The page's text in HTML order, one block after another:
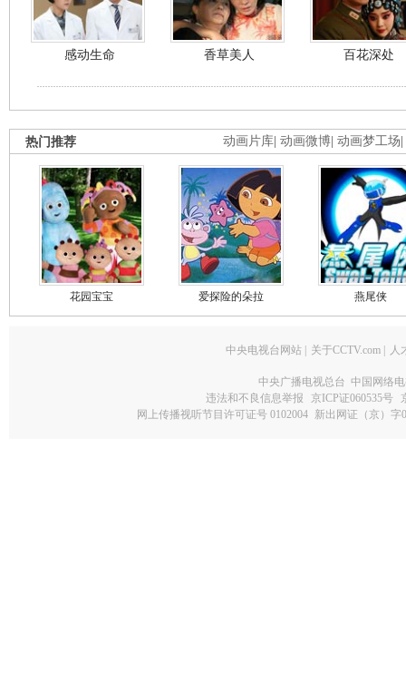
感动生命 香草美人 百花深处
动画片库 动画微博 动画梦工场
热门推荐
花园宝宝 爱探险的朵拉 燕尾侠
中央电视台网站 关于CCTV.com 人
中央广播电视总台 中国网络
违法和不良信息举报
京ICP证060535号
网上传播视听节目许可证号 0102004 新出网证（京）